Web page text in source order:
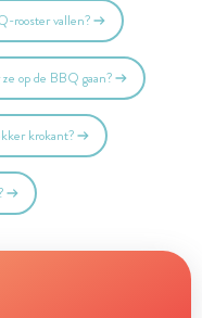
rooster vallen?
op de BBQ gaan?
krokant?